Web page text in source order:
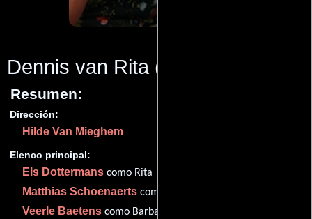
Dennis van Rita(2006)
Resumen:
Dirección:
Hilde Van Mieghem
Elenco principal:
Els Dottermans como Rita
Matthias Schoenaerts como Dennis
Veerle Baetens como Barbara